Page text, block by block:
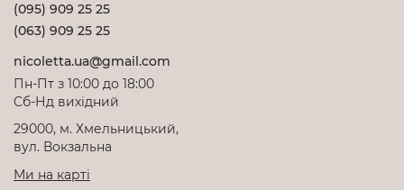
(095) 909 25 25
(063) 909 25 25
nicoletta.ua@gmail.com
Пн-Пт з 10:00 до 18:00
Cб-Нд вихідний
29000, м. Хмельницький,
вул. Вокзальна
Ми на карті